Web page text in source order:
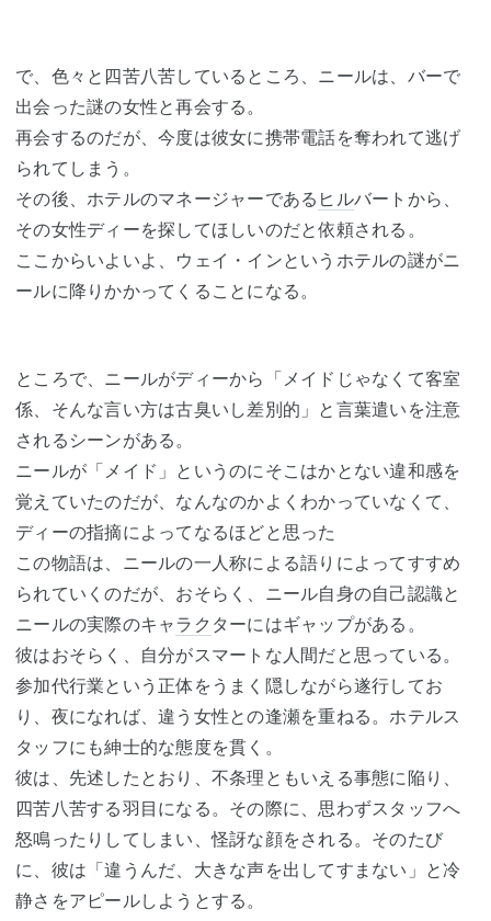
で、色々と四苦八苦しているところ、ニールは、バーで
出会った謎の女性と再会する。
再会するのだが、今度は彼女に携帯電話を奪われて逃げ
られてしまう。
その後、ホテルのマネージャーである ヒルバートから、
その女性ディーを探してほしいのだと依頼される。
ここからいよいよ、ウェイ・インというホテルの謎がニ
ールに降りかかってくることになる。
ところで、ニールがディーから「メイドじゃなくて客室
係、そんな言い方は古臭いし差別的」と言葉遣いを注意
されるシーンがある。
ニールが「メイド」というのにそこはかとない違和感を
覚えていたのだが、なんなのかよくわかっていなくて、
ディーの指摘によってなるほどと思った
この物語は、ニールの一人称による語りによってすすめ
られていくのだが、おそらく、ニール自身の自己認識と
ニールの実際のキャラク ターにはギャップがある。
彼はおそらく、自分がスマートな人間だと思っている。
参加代行業という正体をうまく隠しながら遂行してお
り、夜になれば、違う女性との逢瀬を重ねる。ホテルス
タッフにも紳士的な態度を貫く。
彼は、先述したとおり、不条理ともいえる事態に陥り、
四苦八苦する羽目になる。その際に、思わずスタッフへ
怒鳴ったりしてしまい、怪訝な顔をされる。そのたび
に、彼は「違うんだ、大きな声を出してすまない」と冷
静さをアピールしようとする。